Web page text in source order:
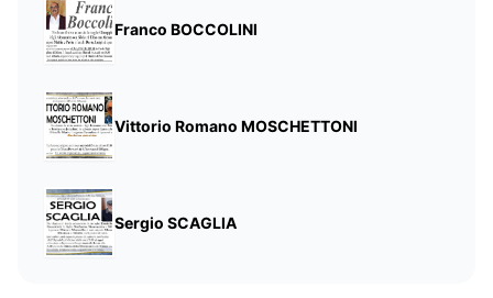
Franco BOCCOLINI
Vittorio Romano MOSCHETTONI
Sergio SCAGLIA